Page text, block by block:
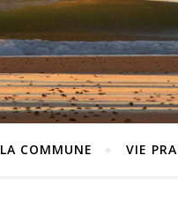
LA COMMUNE VIE